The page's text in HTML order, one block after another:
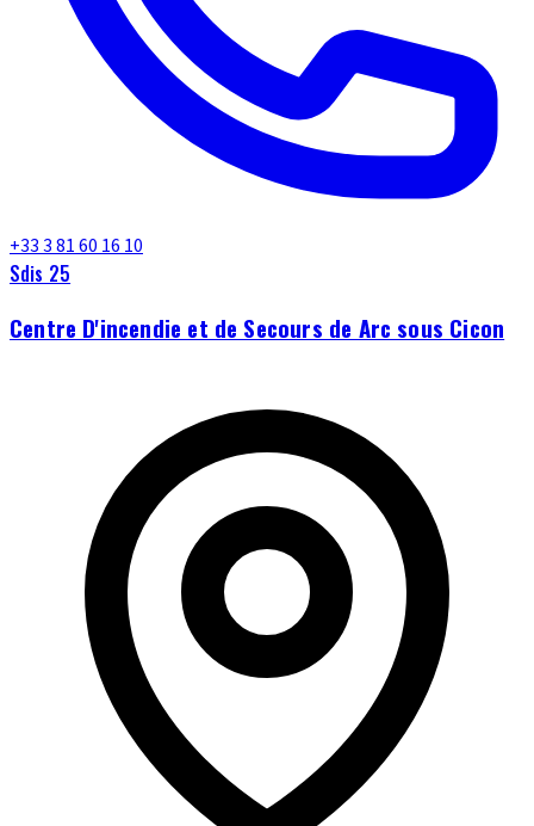
+33 3 81 60 16 10
Sdis 25
Centre D'incendie et de Secours de Arc sous Cicon